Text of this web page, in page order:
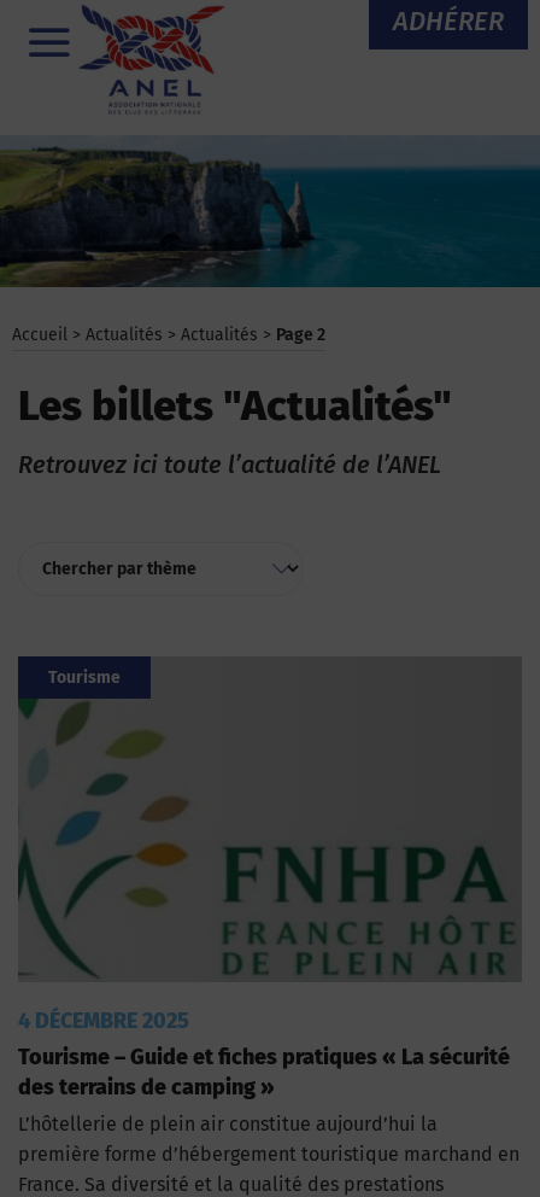
ADHÉRER
Menu
Accueil > Actualités > Actualités > Page 2
Les billets "Actualités"
Retrouvez ici toute l’actualité de l’ANEL
Tourisme
4 DÉCEMBRE 2025
Tourisme – Guide et fiches pratiques « La sécurité
des terrains de camping »
L’hôtellerie de plein air constitue aujourd’hui la
première forme d’hébergement touristique marchand en
France. Sa diversité et la qualité des prestations